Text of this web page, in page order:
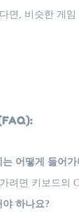
면, 비슷한 게
어떻게 들어가
려면 키보드의
하나요?